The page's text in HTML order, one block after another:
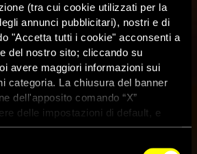
(tra cui cookie utilizzati per la
annunci pubblicitari), nostri e di
"Accetta tutti i cookie" acconsenti a
del nostro sito; cliccando su
avere maggiori informazioni sui
categoria. La chiusura del banner
dell'apposito comando “X”
delle impostazioni di default, e
della navigazione con i cookie